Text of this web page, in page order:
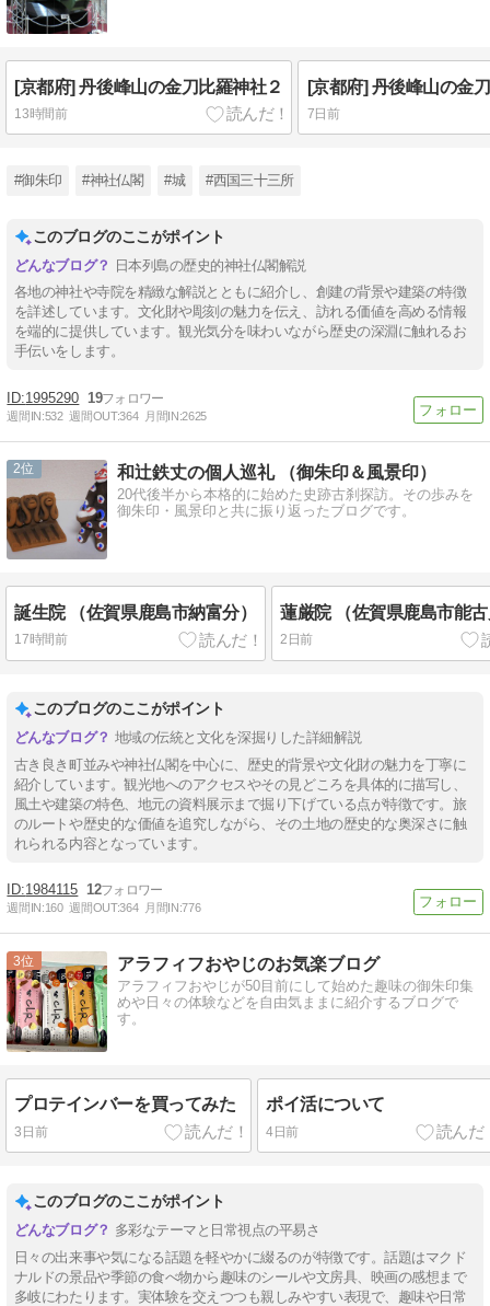
[京都府] 丹後峰山の金刀比羅神社２
13時間前
[京都府] 丹後峰山の金
7日前
#御朱印 #神社仏閣 #城 #西国三十三所
このブログのここがポイント
日本列島の歴史的神社仏閣解説
各地の神社や寺院を精緻な解説とともに紹介し、創建の背景や建築の特徴
を詳述しています。文化財や彫刻の魅力を伝え、訪れる価値を高める情報
を端的に提供しています。観光気分を味わいながら歴史の深淵に触れるお
手伝いをします。
1995290 19
週間IN:532 週間OUT:364 月間IN:2625
2 和辻鉄丈の個人巡礼 （御朱印＆風景印）
20代後半から本格的に始めた史跡古刹探訪。その歩みを
御朱印・風景印と共に振り返ったブログです。
誕生院 （佐賀県鹿島市納富分）
17時間前
蓮厳院 （佐賀県鹿島市能
2日前
このブログのここがポイント
地域の伝統と文化を深掘りした詳細解説
古き良き町並みや神社仏閣を中心に、歴史的背景や文化財の魅力を丁寧に
紹介しています。観光地へのアクセスやその見どころを具体的に描写し、
風土や建築の特色、地元の資料展示まで掘り下げている点が特徴です。旅
のルートや歴史的な価値を追究しながら、その土地の歴史的な奥深さに触
れられる内容となっています。
1984115 12
週間IN:160 週間OUT:364 月間IN:776
3 アラフィフおやじのお気楽ブログ
アラフィフおやじが50目前にして始めた趣味の御朱印集
めや日々の体験などを自由気ままに紹介するブログで
す。
プロテインバーを買ってみた
3日前
ポイ活について
4日前
このブログのここがポイント
多彩なテーマと日常視点の平易さ
日々の出来事や気になる話題を軽やかに綴るのが特徴です。話題はマクド
ナルドの景品や季節の食べ物から趣味のシールや文房具、映画の感想まで
多岐にわたります。実体験を交えつつも親しみやすい表現で、趣味や日常